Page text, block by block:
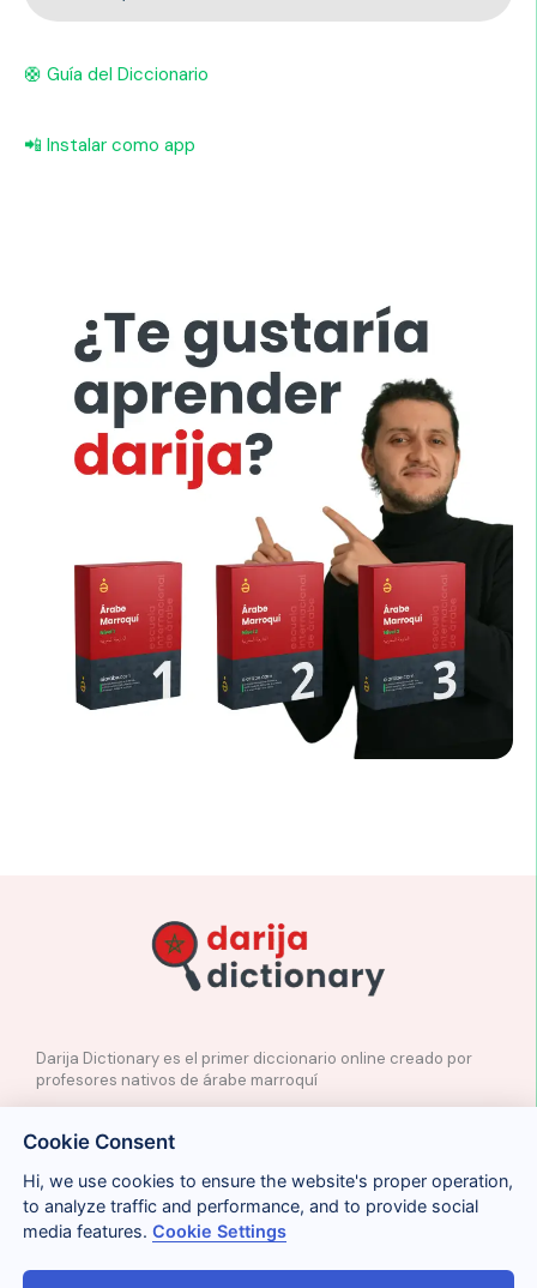
🛟 Guía del Diccionario
📲 Instalar como app
Darija Dictionary es el primer diccionario online creado por
profesores nativos de árabe marroquí
✉️ Contacto
📲Redes Sociales
🤝🏼Proponer palabras
Legal Cookies Privacidad Condiciones
Cookie Consent
Hi, we use cookies to ensure the website's proper operation,
to analyze traffic and performance, and to provide social
media features.Cookie Settings